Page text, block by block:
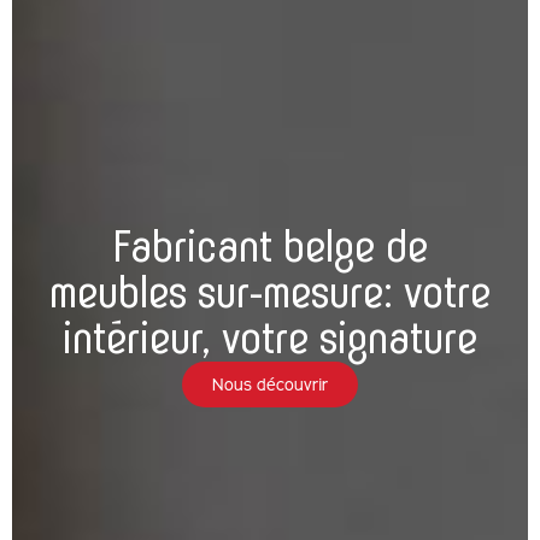
Fabricant belge de
meubles sur-mesure: votre
intérieur, votre signature
Nous découvrir